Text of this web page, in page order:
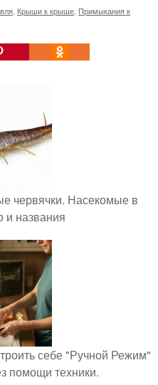
Крыши к крыше Примыкания к
червячки. Насекомые в
и названия
себе "Ручной Режим"
помощи техники.